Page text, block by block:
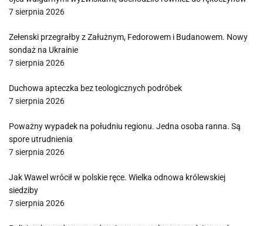
7 sierpnia 2026
Zełenski przegrałby z Załużnym, Fedorowem i Budanowem. Nowy
sondaż na Ukrainie
7 sierpnia 2026
Duchowa apteczka bez teologicznych podróbek
7 sierpnia 2026
Poważny wypadek na południu regionu. Jedna osoba ranna. Są
spore utrudnienia
7 sierpnia 2026
Jak Wawel wrócił w polskie ręce. Wielka odnowa królewskiej
siedziby
7 sierpnia 2026